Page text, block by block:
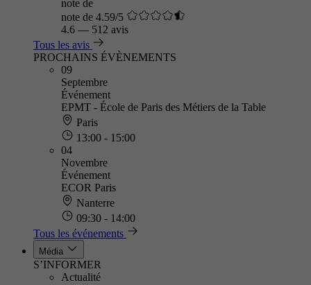
note de
note de 4.59/5
4.6 — 512 avis
Tous les avis
PROCHAINS ÉVÈNEMENTS
09
Septembre
Événement
EPMT - École de Paris des Métiers de la Table
Paris
13:00 - 15:00
04
Novembre
Événement
ECOR Paris
Nanterre
09:30 - 14:00
Tous les événements
Média
S’INFORMER
Actualité